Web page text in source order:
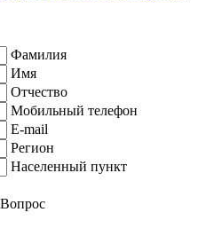
Фамилия
Имя
Отчество
Мобильный телефон
E-mail
Регион
Населенный пункт
Вопрос